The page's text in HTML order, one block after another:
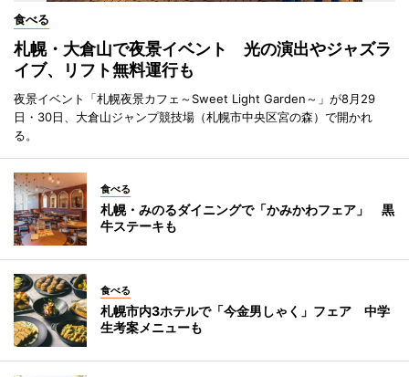
食べる
札幌・大倉山で夜景イベント 光の演出やジャズラ
イブ、リフト無料運行も
夜景イベント「札幌夜景カフェ～Sweet Light Garden～」が8月29
日・30日、大倉山ジャンプ競技場（札幌市中央区宮の森）で開かれ
る。
食べる
札幌・みのるダイニングで「かみかわフェア」 黒
牛ステーキも
食べる
札幌市内3ホテルで「今金男しゃく」フェア 中学
生考案メニューも